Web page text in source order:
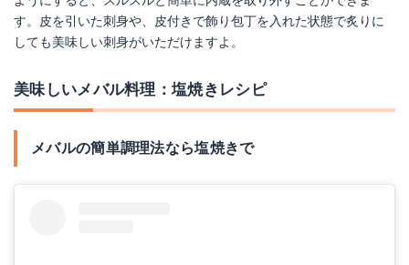
す。皮を引いた刺身や、皮付きで飾り包丁を入れた状態で炙りに
しても美味しい刺身がいただけますよ。
美味しいメバル料理：塩焼きレシピ
メバルの簡単調理法なら塩焼きで